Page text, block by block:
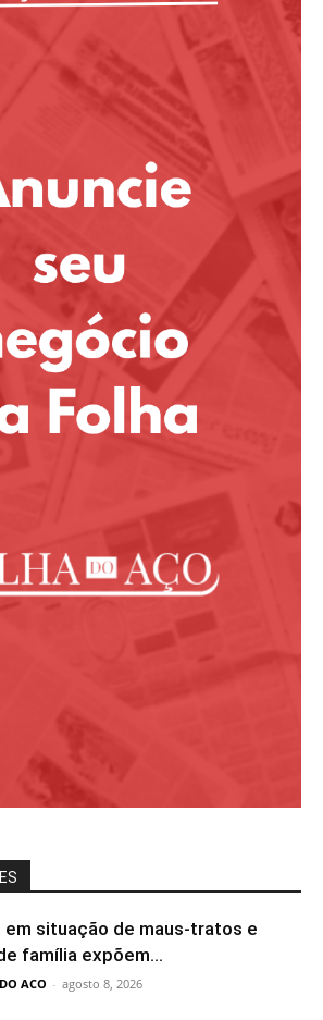
situação de maus-tratos e
família expõem...
ACO - agosto 8, 2026